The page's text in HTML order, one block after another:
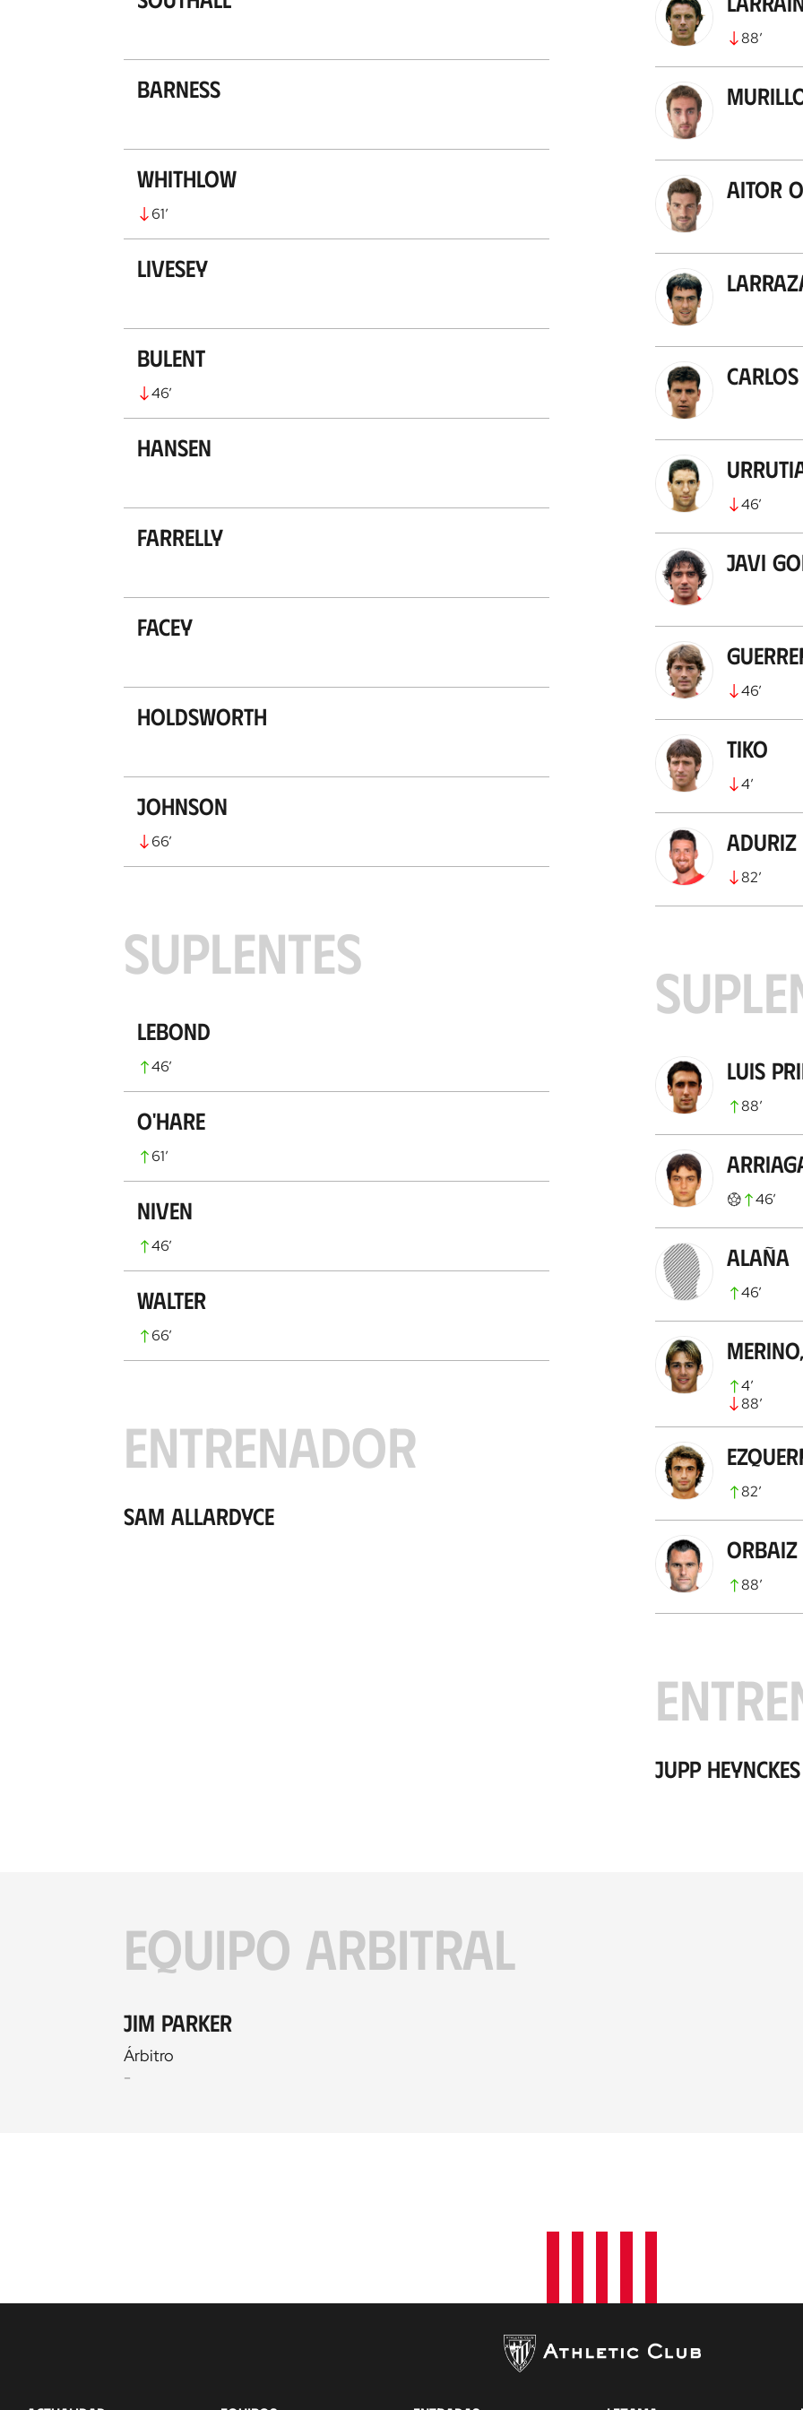
Barness
Whithlow
61’
Livesey
Bulent
46’
Hansen
Farrelly
Facey
Holdsworth
Johnson
66’
SUPLENTES
Lebond
46’
O'Hare
61’
Niven
46’
Walter
66’
ENTRENADOR
Sam Allardyce
88’
Aitor
46’
Javi
46’
Tiko
4’
Aduriz
82’
Luis
88’
46’
Alaña
46’
4’
88’
82’
Orbaiz
88’
Jupp Heynckes
EQUIPO ARBITRAL
Jim Parker
Árbitro
-